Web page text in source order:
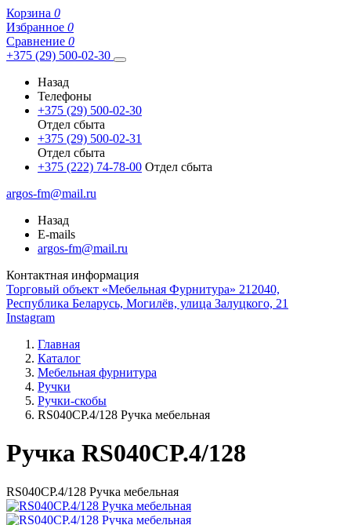
Корзина 0
Избранное 0
Сравнение 0
+375 (29) 500-02-30
Назад
Телефоны
+375 (29) 500-02-30
Отдел сбыта
+375 (29) 500-02-31
Отдел сбыта
+375 (222) 74-78-00 Отдел сбыта
argos-fm@mail.ru
Назад
E-mails
argos-fm@mail.ru
Контактная информация
Торговый объект «Мебельная Фурнитура» 212040,
Республика Беларусь, Могилёв, улица Залуцкого, 21
Instagram
Главная
Каталог
Мебельная фурнитура
Ручки
Ручки-скобы
RS040CP.4/128 Ручка мебельная
Ручка RS040CP.4/128
RS040CP.4/128 Ручка мебельная